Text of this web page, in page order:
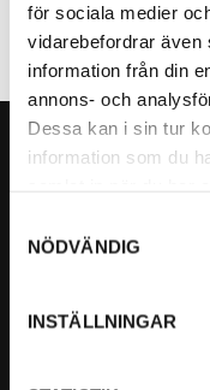
för sociala medier
vidarebefordrar även
information från din
annons- och
Dessa kan i sin tur
information som du
NÖDVÄNDIG
INSTÄLLNINGAR
KONTAKTA OSS PÅ
Org. nummer:
023-13366